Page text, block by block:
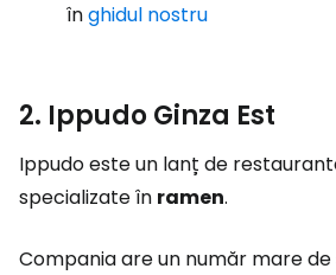
înghidul nostru
2. Ippudo Ginza Est
Ippudo este un lanț de
specializate în ramen.
Compania are un număr mare de